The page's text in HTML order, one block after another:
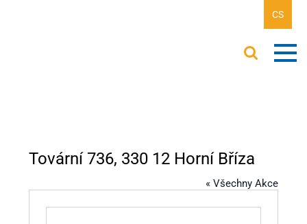
CS
Tovární 736, 330 12 Horní Bříza
« Všechny Akce